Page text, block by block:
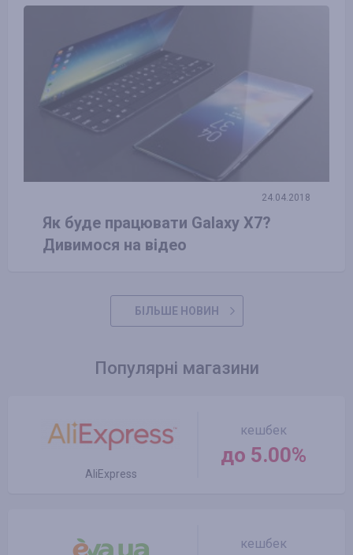
24.04.2018
Як буде працювати Galaxy X7?
Дивимося на відео
БІЛЬШЕ НОВИН
Популярні магазини
AliExpress
кешбек
до 5.00%
кешбек